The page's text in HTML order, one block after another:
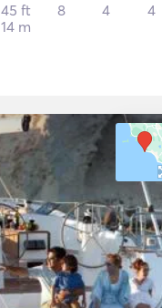
45 ft
14 m
8 4 4